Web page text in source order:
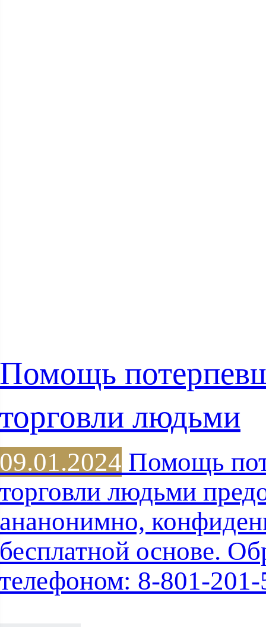
Помощь
торговли людьми
09.01.2024 Помощь
торговли людьми
ананонимно,
бесплатной основе.
телефоном: 8-801-